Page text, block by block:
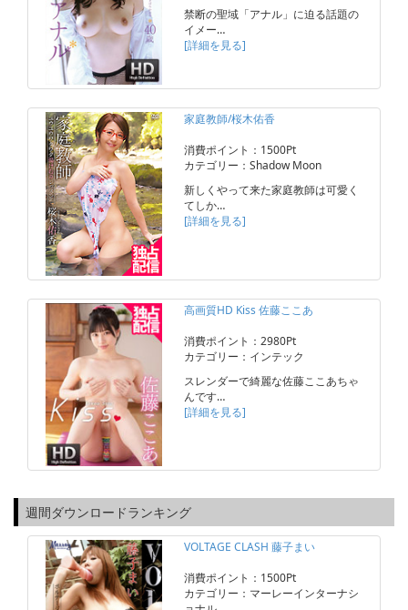
禁断の聖域「アナル」に迫る話題の
イメー…
[詳細を見る]
家庭教師/桜木佑香
消費ポイント：1500Pt
カテゴリー：Shadow Moon
新しくやって来た家庭教師は可愛く
てしか…
[詳細を見る]
高画質HD Kiss 佐藤ここあ
消費ポイント：2980Pt
カテゴリー：インテック
スレンダーで綺麗な佐藤ここあちゃ
んです…
[詳細を見る]
週間ダウンロードランキング
VOLTAGE CLASH 藤子まい
消費ポイント：1500Pt
カテゴリー：マーレーインターナシ